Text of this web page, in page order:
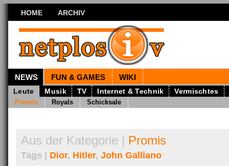
HOME ARCHIV
NEWS FUN & GAMES WIKI
Leute Musik TV Internet & Technik Vermischtes
Promis Royals Schicksale
Aus der Kategorie | Promis
Tags | Dior, Hitler, John Galliano